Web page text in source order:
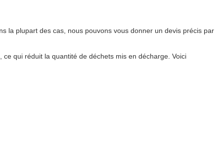
la plupart des cas, nous pouvons vous donner un devis précis par
qui réduit la quantité de déchets mis en décharge. Voici